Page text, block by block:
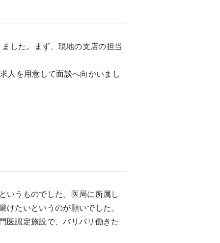
した。まず、現地の支店の担当
人を用意して面談へ向かいまし
いうものでした。医局に所属し
たいというのが願いでした。
医認定施設で、バリバリ働きた